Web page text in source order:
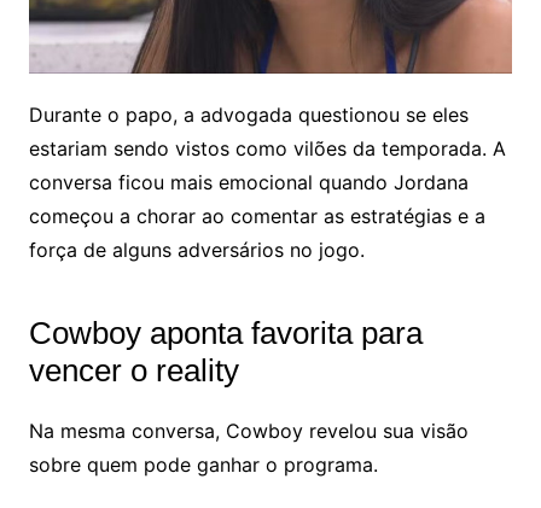
Durante o papo, a advogada questionou se eles
estariam sendo vistos como vilões da temporada. A
conversa ficou mais emocional quando Jordana
começou a chorar ao comentar as estratégias e a
força de alguns adversários no jogo.
Cowboy aponta favorita para
vencer o reality
Na mesma conversa, Cowboy revelou sua visão
sobre quem pode ganhar o programa.